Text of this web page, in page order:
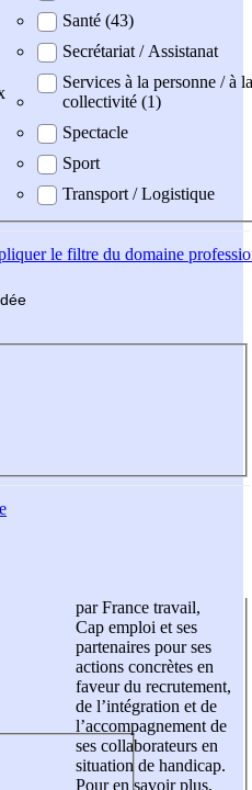
Santé (43)
Secrétariat / Assistanat
Services à la personne / à la
collectivité (1)
Spectacle
Sport
Transport / Logistique
le filtre du domaine
par France travail,
Cap emploi et ses
partenaires pour ses
actions concrètes en
faveur du recrutement,
de l’intégration et de
l’accompagnement de
ses collaborateurs en
situation de handicap.
Pour en savoir plus,